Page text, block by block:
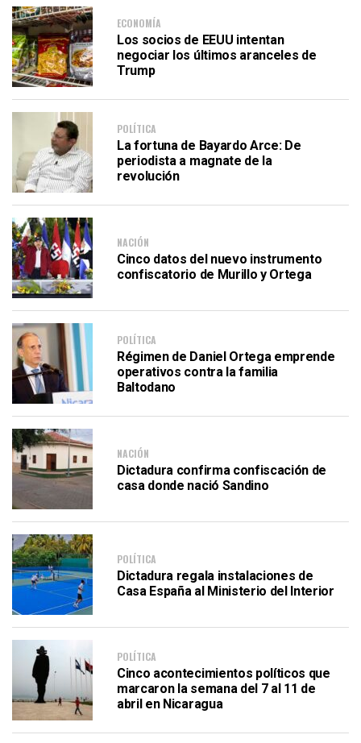
ECONOMÍA
Los socios de EEUU intentan
negociar los últimos aranceles de
Trump
POLÍTICA
La fortuna de Bayardo Arce: De
periodista a magnate de la
revolución
NACIÓN
Cinco datos del nuevo instrumento
confiscatorio de Murillo y Ortega
POLÍTICA
Régimen de Daniel Ortega emprende
operativos contra la familia
Baltodano
NACIÓN
Dictadura confirma confiscación de
casa donde nació Sandino
POLÍTICA
Dictadura regala instalaciones de
Casa España al Ministerio del Interior
POLÍTICA
Cinco acontecimientos políticos que
marcaron la semana del 7 al 11 de
abril en Nicaragua